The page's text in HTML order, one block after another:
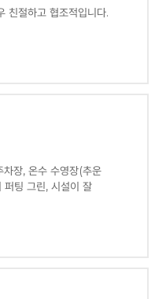
친절하고 협조적입니다.
차장, 온수 수영장(추운
퍼팅 그린, 시설이 잘